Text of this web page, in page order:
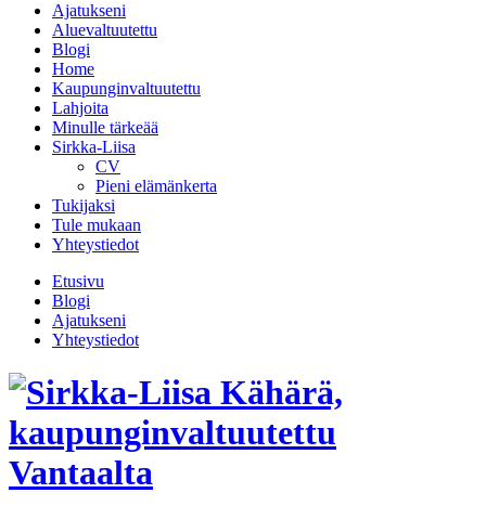
Ajatukseni
Aluevaltuutettu
Blogi
Home
Kaupunginvaltuutettu
Lahjoita
Minulle tärkeää
Sirkka-Liisa
CV
Pieni elämänkerta
Tukijaksi
Tule mukaan
Yhteystiedot
Etusivu
Blogi
Ajatukseni
Yhteystiedot